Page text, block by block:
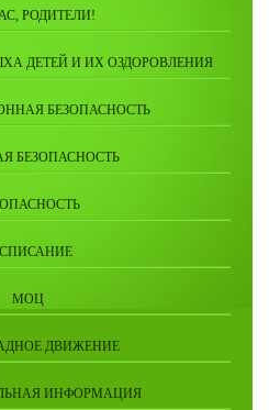
РОДИТЕЛИ!
ДЕТЕЙ И ИХ ОЗДОРОВЛЕНИЯ
БЕЗОПАСНОСТЬ
БЕЗОПАСНОСТЬ
МОЦ
ДВИЖЕНИЕ
ИНФОРМАЦИЯ